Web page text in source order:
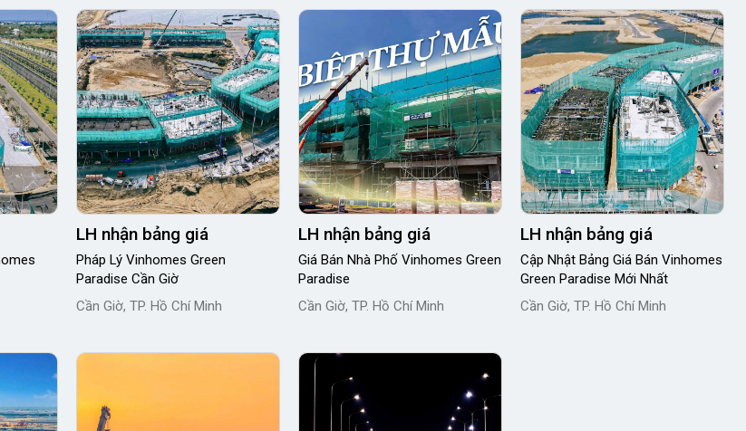
LH nhận bảng giá
Pháp Lý Vinhomes Green
Paradise Cần Giờ
Cần Giờ, TP. Hồ Chí Minh
LH nhận bảng giá
Giá Bán Nhà Phố Vinhomes Green
Paradise
Cần Giờ, TP. Hồ Chí Minh
LH nhận bảng giá
Cập Nhật Bảng Giá Bán Vinhomes
Green Paradise Mới Nhất
Cần Giờ, TP. Hồ Chí Minh